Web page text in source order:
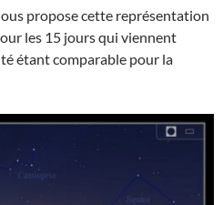
propose cette représentation
les 15 jours qui viennent
étant comparable pour la